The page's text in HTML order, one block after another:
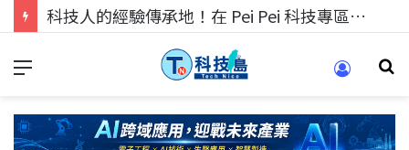
科技人找工作，就到TECH+ 科技專區!